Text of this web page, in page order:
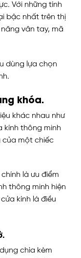
Với những tính
bậc nhất trên thị
vân tay, mã
dùng lựa chọn
khóa.
khác nhau như
kính thông minh
của một chiếc
là ưu điểm
thông minh hiện
kính là điều
chìa kèm